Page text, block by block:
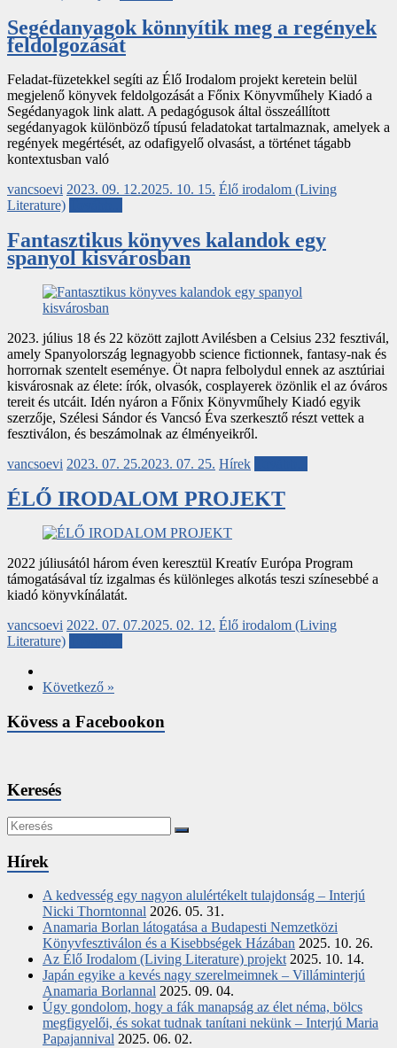
Segédanyagok könnyítik meg a regények
feldolgozását
Feladat-füzetekkel segíti az Élő Irodalom projekt keretein belül
megjelenő könyvek feldolgozását a Főnix Könyvműhely Kiadó a
Segédanyagok link alatt. A pedagógusok által összeállított
segédanyagok különböző típusú feladatokat tartalmaznak, amelyek a
regények megértését, az odafigyelő olvasást, a történet tágabb
kontextusban való
vancsoevi 2023. 09. 12.2025. 10. 15. Élő irodalom (Living
Literature)
Fantasztikus könyves kalandok egy
spanyol kisvárosban
2023. július 18 és 22 között zajlott Avilésben a Celsius 232 fesztivál,
amely Spanyolország legnagyobb science fictionnek, fantasy-nak és
horrornak szentelt eseménye. Öt napra felbolydul ennek az asztúriai
kisvárosnak az élete: írók, olvasók, cosplayerek özönlik el az óváros
tereit és utcáit. Idén nyáron a Főnix Könyvműhely Kiadó egyik
szerzője, Szélesi Sándor és Vancsó Éva szerkesztő részt vettek a
fesztiválon, és beszámolnak az élményeikről.
vancsoevi 2023. 07. 25.2023. 07. 25. Hírek
ÉLŐ IRODALOM PROJEKT
2022 júliusától három éven keresztül Kreatív Európa Program
támogatásával tíz izgalmas és különleges alkotás teszi színesebbé a
kiadó könyvkínálatát.
vancsoevi 2022. 07. 07.2025. 02. 12. Élő irodalom (Living
Literature)
Következő »
Kövess a Facebookon
Keresés
Hírek
A kedvesség egy nagyon alulértékelt tulajdonság – Interjú
Nicki Thorntonnal 2026. 05. 31.
Anamaria Borlan látogatása a Budapesti Nemzetközi
Könyvfesztiválon és a Kisebbségek Házában 2025. 10. 26.
Az Élő Irodalom (Living Literature) projekt 2025. 10. 14.
Japán egyike a kevés nagy szerelmeimnek – Villáminterjú
Anamaria Borlannal 2025. 09. 04.
Úgy gondolom, hogy a fák manapság az élet néma, bölcs
megfigyelői, és sokat tudnak tanítani nekünk – Interjú Maria
Papajannival 2025. 06. 02.